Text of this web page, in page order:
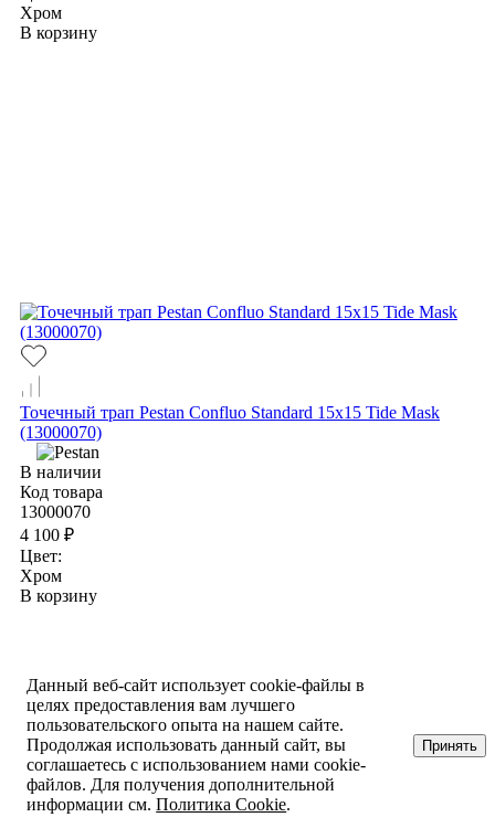
Хром
В корзину
Точечный трап Pestan Confluo Standard 15х15 Tide Mask
(13000070)
В наличии
Код товара
13000070
4 100 ₽
Цвет:
Хром
В корзину
Данный веб-сайт использует cookie-файлы в
целях предоставления вам лучшего
пользовательского опыта на нашем сайте.
Продолжая использовать данный сайт, вы
соглашаетесь с использованием нами cookie-
файлов. Для получения дополнительной
информации см.Политика Cookie.
Принять